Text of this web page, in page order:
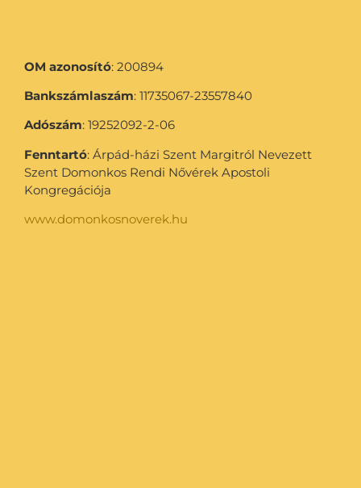
OM azonosító: 200894
Bankszámlaszám: 11735067-23557840
Adószám: 19252092-2-06
Fenntartó: Árpád-házi Szent Margitról Nevezett
Szent Domonkos Rendi Nővérek Apostoli
Kongregációja
www.domonkosnoverek.hu